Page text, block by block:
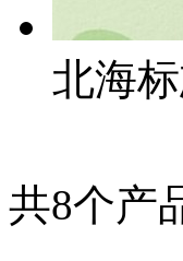
北海
共8个产